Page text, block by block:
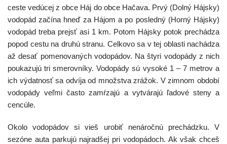
ceste vedúcej z obce Háj do obce Hačava. Prvý (Dolný Hájsky)
vodopád začína hneď za Hájom a po posledný (Horný Hájsky)
vodopád treba prejsť asi 1 km. Potom Hájsky potok prechádza
popod cestu na druhú stranu. Celkovo sa v tej oblasti nachádza
až desať pomenovaných vodopádov. Na štyri vodopády z nich
poukazujú tri smerovníky. Vodopády sú vysoké 1 – 7 metrov a
ich výdatnosť sa odvíja od množstva zrážok. V zimnom období
vodopády veľmi často zamŕzajú a vytvárajú ľadové steny a
cencúle.
Okolo vodopádov si vieš urobiť nenáročnú prechádzku. V
sezóne auta parkujú najradšej pri vodopádoch. Ak však chceš